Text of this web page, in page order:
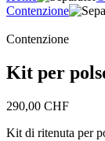
Contenzione
Contenzione
Kit per
290,00 CHF
Kit di ritenuta per